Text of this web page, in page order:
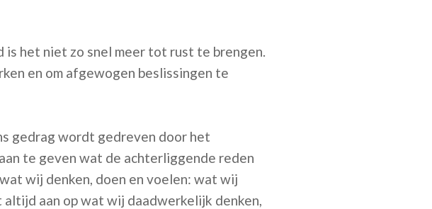
het niet zo snel meer tot rust te brengen.
en om afgewogen beslissingen te
gedrag wordt gedreven door het
te geven wat de achterliggende reden
wij denken, doen en voelen: wat wij
aan op wat wij daadwerkelijk denken,